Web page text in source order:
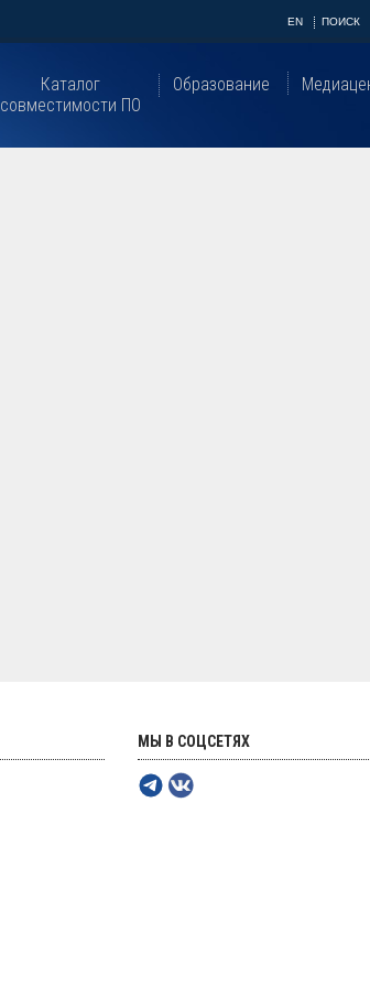
EN ПОИСК
Каталог
совместимости ПО
Образование
МЫ В СОЦСЕТЯХ